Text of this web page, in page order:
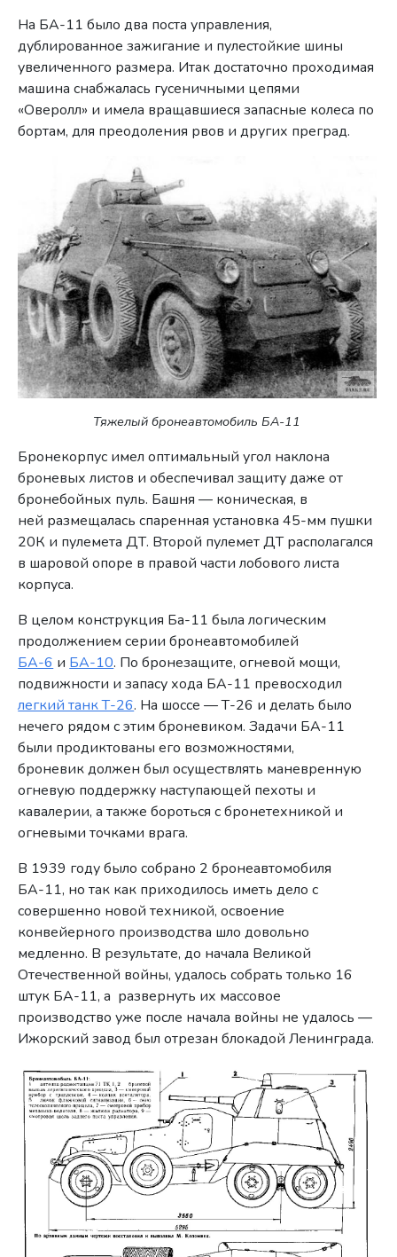
На БА-11 было два поста управления,
дублированное зажигание и пулестойкие шины
увеличенного размера. Итак достаточно проходимая
машина снабжалась гусеничными цепями
«Оверолл» и имела вращавшиеся запасные колеса по
бортам, для преодоления рвов и других преград.
Тяжелый бронеавтомобиль БА-11
Бронекорпус имел оптимальный угол наклона
броневых листов и обеспечивал защиту даже от
бронебойных пуль. Башня — коническая, в
ней размещалась спаренная установка 45-мм пушки
20К и пулемета ДТ. Второй пулемет ДТ располагался
в шаровой опоре в правой части лобового листа
корпуса.
В целом конструкция Ба-11 была логическим
продолжением серии бронеавтомобилей
БА-6 и БА-10. По бронезащите, огневой мощи,
подвижности и запасу хода БА-11 превосходил
легкий танк Т-26. На шоссе — Т-26 и делать было
нечего рядом с этим броневиком. Задачи БА-11
были продиктованы его возможностями,
броневик должен был осуществлять маневренную
огневую поддержку наступающей пехоты и
кавалерии, а также бороться с бронетехникой и
огневыми точками врага.
В 1939 году было собрано 2 бронеавтомобиля
БА-11, но так как приходилось иметь дело с
совершенно новой техникой, освоение
конвейерного производства шло довольно
медленно. В результате, до начала Великой
Отечественной войны, удалось собрать только 16
штук БА-11, а развернуть их массовое
производство уже после начала войны не удалось —
Ижорский завод был отрезан блокадой Ленинграда.